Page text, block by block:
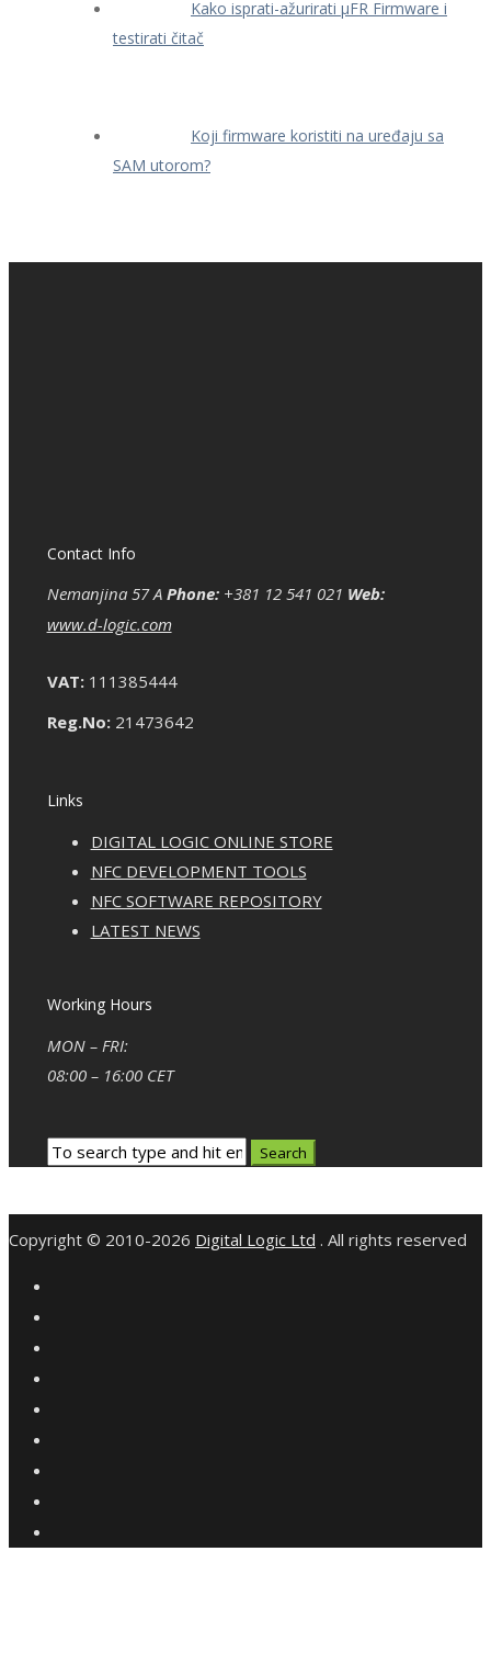
Kako isprati-ažurirati μFR Firmware i
testirati čitač
Koji firmware koristiti na uređaju sa
SAM utorom?
Contact Info
Nemanjina 57 A Phone:+381 12 541 021 Web:
www.d-logic.com
VAT:111385444
Reg.No:21473642
Links
DIGITAL LOGIC ONLINE STORE
NFC DEVELOPMENT TOOLS
NFC SOFTWARE REPOSITORY
LATEST NEWS
Working Hours
MON – FRI:
08:00 – 16:00 CET
Copyright © 2010-2026 Digital Logic Ltd . All rights reserved